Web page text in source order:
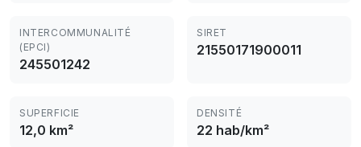
INTERCOMMUNALITÉ
(EPCI)
245501242
SIRET
21550171900011
SUPERFICIE
12,0 km²
DENSITÉ
22 hab/km²